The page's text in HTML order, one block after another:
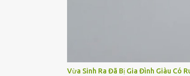
Vừa Sinh Ra Đã Bị Gia Đình Giàu Có